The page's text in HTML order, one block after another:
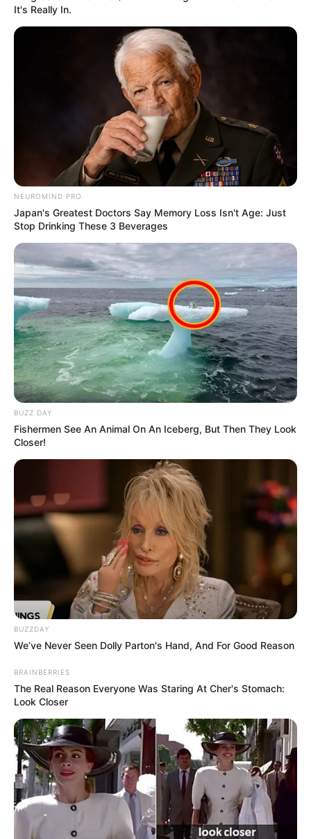
It's Really In.
NEUROMIND PRO
Japan's Greatest Doctors Say Memory Loss Isn't Age: Just
Stop Drinking These 3 Beverages
BUZZ DAY
Fishermen See An Animal On An Iceberg, But Then They Look
Closer!
BUZZDAY
We’ve Never Seen Dolly Parton's Hand, And For Good Reason
BRAINBERRIES
The Real Reason Everyone Was Staring At Cher's Stomach:
Look Closer